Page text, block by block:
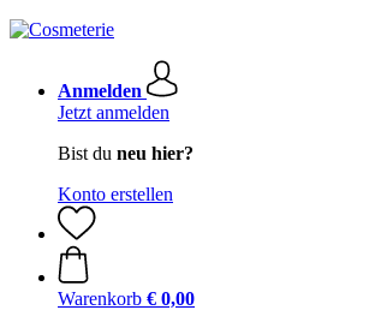
Anmelden
Jetzt anmelden
Bist du neu hier?
Konto erstellen
Warenkorb € 0,00